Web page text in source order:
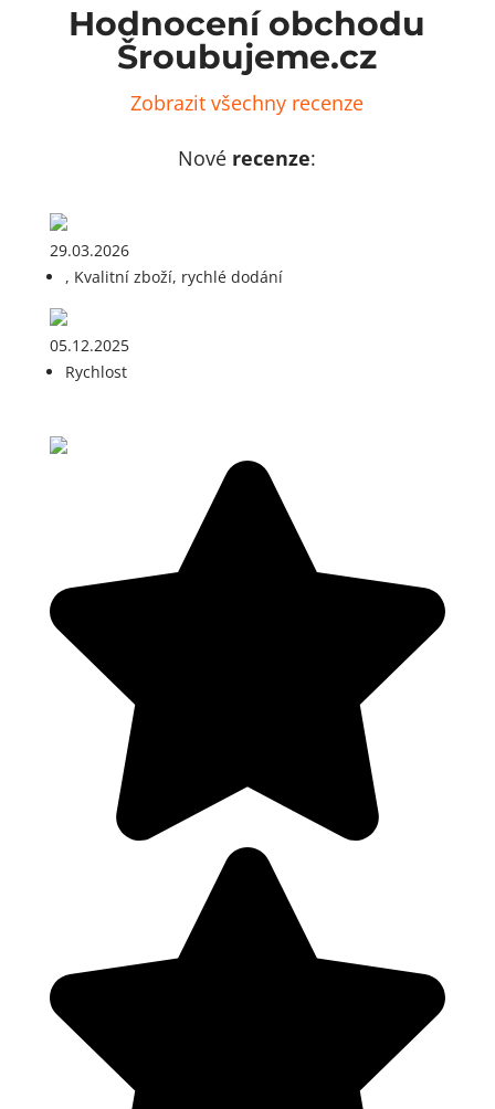
Hodnocení obchodu
Šroubujeme.cz
Zobrazit všechny recenze
Nové recenze:
29.03.2026
, Kvalitní zboží, rychlé dodání
05.12.2025
Rychlost